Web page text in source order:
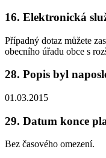
16. Elektronická
Případný dotaz můžete
obecního úřadu obce s
28. Popis byl
01.03.2015
29. Datum konce
Bez časového omezení.